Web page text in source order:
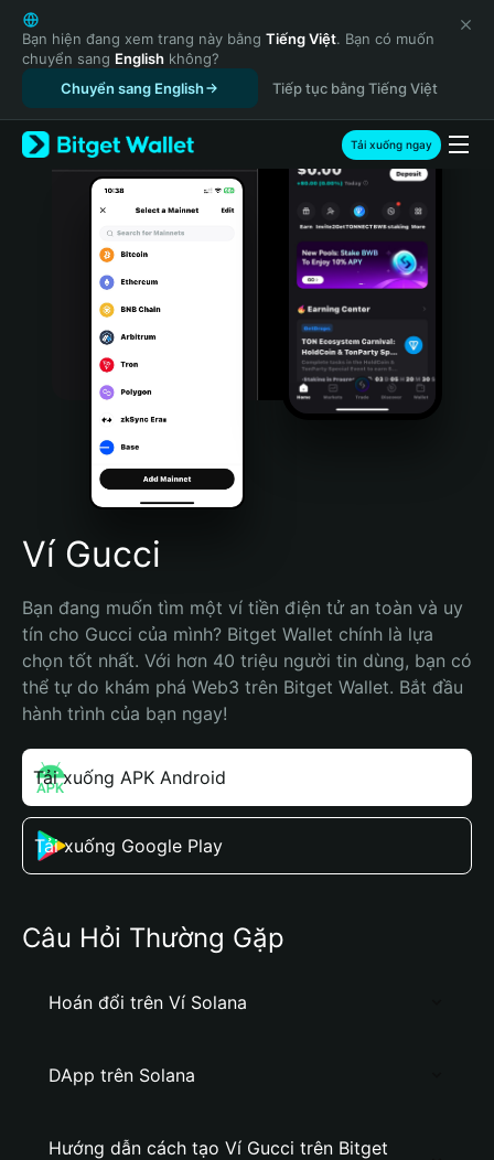
English
日本語
Tiếng Việt
Русский
Español (Latinoamérica)
Türkçe
Italiano
Português (Portugal)
Bahasa Indonesia
Português (Brasil)
Español (Argentina)
Bạn hiện đang xem trang này bằng Tiếng Việt. Bạn có muốn
chuyển sang English không?
Chuyển sang English
Tiếp tục bằng Tiếng Việt
Tải xuống ngay
Ví Gucci
Bạn đang muốn tìm một ví tiền điện tử an toàn và uy
tín cho Gucci của mình? Bitget Wallet chính là lựa
chọn tốt nhất. Với hơn 40 triệu người tin dùng, bạn có
thể tự do khám phá Web3 trên Bitget Wallet. Bắt đầu
hành trình của bạn ngay!
Tải xuống APK Android
Tải xuống Google Play
Câu Hỏi Thường Gặp
Hoán đổi trên Ví Solana
DApp trên Solana
Hướng dẫn cách tạo Ví Gucci trên Bitget